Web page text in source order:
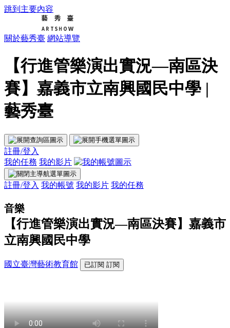
跳到主要內容
關於藝秀臺 網站導覽
【行進管樂演出實況—南區決
賽】嘉義市立南興國民中學 |
藝秀臺
註冊/登入
我的任務 我的影片
註冊/登入 我的帳號 我的影片 我的任務
音樂
【行進管樂演出實況—南區決賽】嘉義市
立南興國民中學
國立臺灣藝術教育館 已訂閱 訂閱